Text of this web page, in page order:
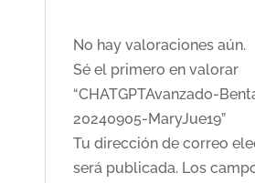
No hay valoraciones aún.
Sé el primero en valorar
“CHATGPTAvanzado-
20240905-MaryJue19”
Tu dirección de correo
será publicada. Los